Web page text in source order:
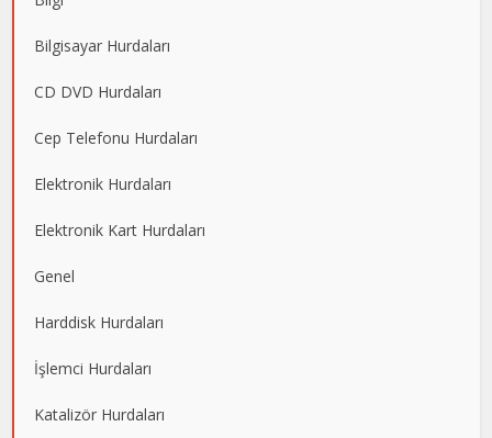
Bilgisayar Hurdaları
CD DVD Hurdaları
Cep Telefonu Hurdaları
Elektronik Hurdaları
Elektronik Kart Hurdaları
Genel
Harddisk Hurdaları
İşlemci Hurdaları
Katalizör Hurdaları